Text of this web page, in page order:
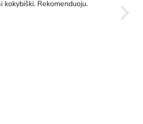
Rekomenduoju.
labai